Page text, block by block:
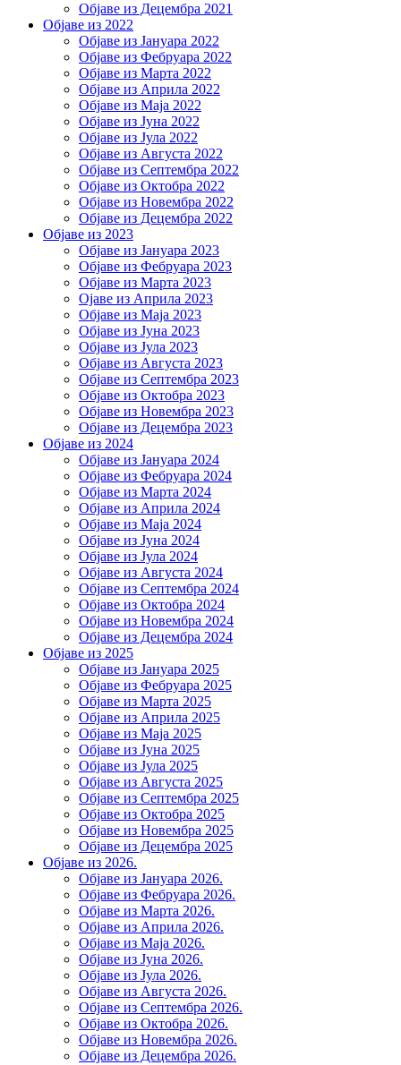
Објаве из Децембра 2021
Објаве из 2022
Објаве из Јануара 2022
Објаве из Фебруара 2022
Објаве из Марта 2022
Објаве из Априла 2022
Објаве из Маја 2022
Објаве из Јуна 2022
Објаве из Јула 2022
Објаве из Августа 2022
Објаве из Септембра 2022
Објаве из Октобра 2022
Објаве из Новембра 2022
Објаве из Децембра 2022
Објаве из 2023
Објаве из Јануара 2023
Објаве из Фебруара 2023
Објаве из Марта 2023
Ојаве из Априла 2023
Објаве из Маја 2023
Објаве из Јуна 2023
Објаве из Јула 2023
Објаве из Августа 2023
Објаве из Септембра 2023
Објаве из Октобра 2023
Објаве из Новембра 2023
Објаве из Децембра 2023
Објаве из 2024
Објаве из Јануара 2024
Објаве из Фебруара 2024
Објаве из Марта 2024
Објаве из Априла 2024
Објаве из Маја 2024
Објаве из Јуна 2024
Објаве из Јула 2024
Објаве из Августа 2024
Објаве из Септембра 2024
Објаве из Октобра 2024
Објаве из Новембра 2024
Објаве из Децембра 2024
Објаве из 2025
Објаве из Јануара 2025
Објаве из Фебруара 2025
Објаве из Марта 2025
Објаве из Априла 2025
Објаве из Маја 2025
Објаве из Јуна 2025
Објаве из Јула 2025
Објаве из Августа 2025
Објаве из Септембра 2025
Објаве из Октобра 2025
Објаве из Новембра 2025
Објаве из Децембра 2025
Објаве из 2026.
Објаве из Јануара 2026.
Објаве из Фебруара 2026.
Објаве из Марта 2026.
Објаве из Априла 2026.
Објаве из Маја 2026.
Објаве из Јуна 2026.
Објаве из Јула 2026.
Објаве из Августа 2026.
Објаве из Септембра 2026.
Објаве из Октобра 2026.
Објаве из Новембра 2026.
Објаве из Децембра 2026.